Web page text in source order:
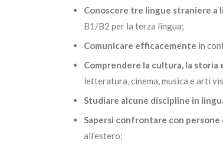
Conoscere tre lingue straniere a
B1/B2 per la terza lingua;
Comunicare efficacemente in
Comprendere la cultura, la storia
letteratura, cinema, musica e arti
Studiare alcune discipline in
Sapersi confrontare con
all’estero;